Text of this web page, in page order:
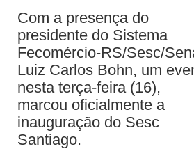
Com a presença do
presidente do Sistema
Fecomércio-RS/Sesc/
Luiz Carlos Bohn, um
nesta terça-feira (16),
marcou oficialmente a
inauguração do Sesc
Santiago.